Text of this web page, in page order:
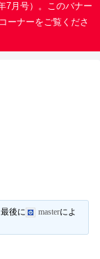
7月号）。このバナー
ーナーをご覧くださ
後に masterによ